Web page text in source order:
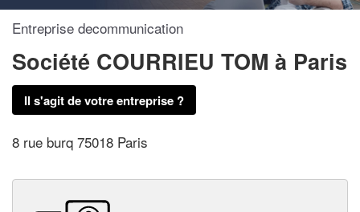
Entreprise decommunication
Société COURRIEU TOM à Paris
Il s'agit de votre entreprise ?
8 rue burq 75018 Paris